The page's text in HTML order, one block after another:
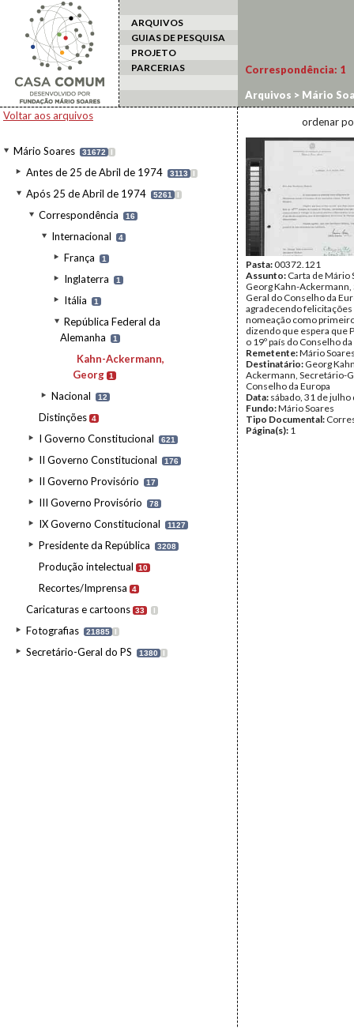
ARQUIVOS
GUIAS DE PESQUISA
PROJETO
PARCERIAS
Voltar aos arquivos
Mário Soares 31672 I
Antes de 25 de Abril de 1974 3113 I
Após 25 de Abril de 1974 5261 I
Correspondência 16
Internacional 4
França 1
Inglaterra 1
Itália 1
República Federal da
Alemanha
1
Kahn-Ackermann,
Georg 1
Nacional 12
Distinções 4
I Governo Constitucional 621
II Governo Constitucional 176
II Governo Provisório 17
III Governo Provisório 78
IX Governo Constitucional 1127
Presidente da República 3208
Produção intelectual 10
Recortes/Imprensa 4
Caricaturas e cartoons 33 I
Fotografias 21885 I
Secretário-Geral do PS 1380 I
Correspondência: 1
Arquivos > Mário
da Alemanha>Kahn-
ordenar
Pasta:00372.121
Assunto: Carta de Mário
Georg Kahn-
Geral do Conselho da
agradecendo felicitações
nomeação como
dizendo que espera que
o 19º país do Conselho
Remetente:Mário
Destinatário: Georg
Ackermann, Secretário-
Conselho da Europa
Data: sábado, 31 de julho
Fundo:Mário Soares
Tipo Documental:
Página(s): 1